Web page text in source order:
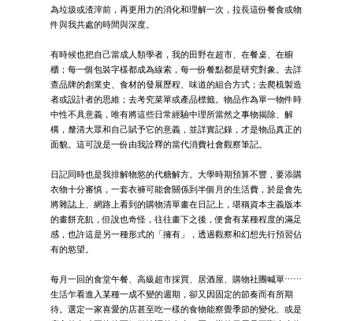
為垃圾或渣滓前，再更用力的消化和理解一次，拉長這份餐食或物
件與我共處的時間與深度。
有時候也把自己當成人類學者，我的田野在超市、在餐桌、在櫥
櫃；每一個包裝字樣都成為線索，每一份餐點都是研究對象。去詳
查品牌的創業史、食材的發展歷程、味道的組合方式；去爬梳製造
者或設計者的思維；去考究菜單或產品標籤。物品作為單一物件時
中性不具意義，唯有將這些日常經驗中理所當然之事物揭除、解
構，釐清大眾和自己賦予它的意義，並詳實記錄，才是物品真正的
面貌。這可說是一份由我詮釋的當代消費社會觀察筆記。
日記同時也是我排解物慾的代糖解方。大學時期預算不豐，要添購
衣物十分審慎，一套衣褲可能會關係到半個月的生活費，於是會先
將雜誌上、網路上看到的購物清單畫在日記上，堪稱資本主義版本
的畫餅充飢，但說也奇怪，往往畫下之後，便會有某種程度的滿足
感，也許這是另一種形式的「擁有」，透過觀察和幻想先行預習佔
有的慾望。
每月一回的食堂午餐、高級超市採買、居酒屋、購物社團喊單⋯⋯
生活乍看進入某種一成不變的週期，卻又因固定的節奏而有所期
待。選定一家喜愛的店甚至吃一樣的食物能察覺季節的變化、或是